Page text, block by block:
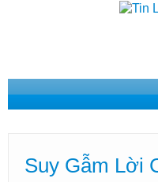
Home
Phát Thanh Tin
Suy Gẫm Lời